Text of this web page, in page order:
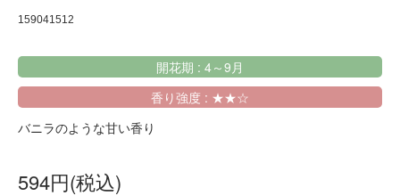
159041512
開花期 : 4～9月
香り強度 : ★★☆
バニラのような甘い香り
594円(税込)